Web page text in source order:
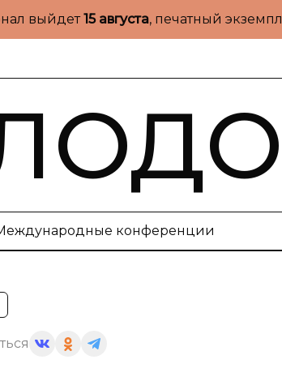
выйдет15 августа, печатный
конференции